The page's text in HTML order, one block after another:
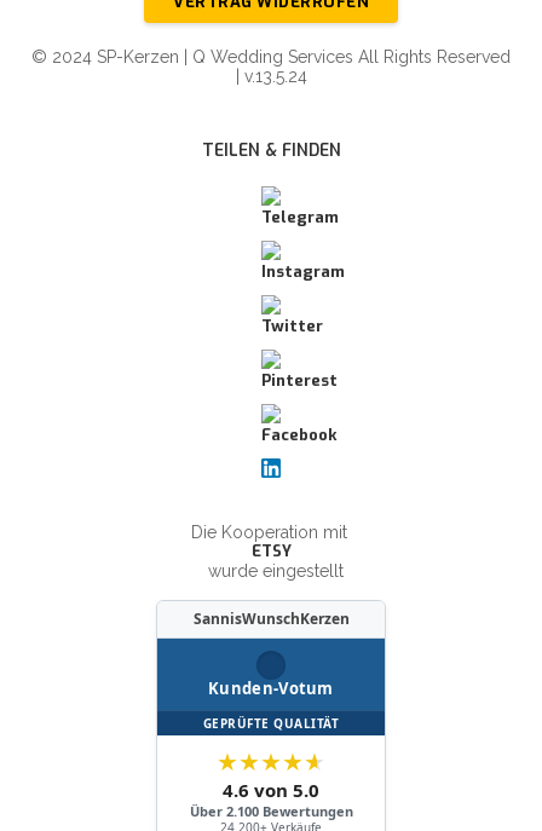
© 2024 SP-Kerzen | Q Wedding Services All Rights Reserved
| v.13.5.24
TEILEN & FINDEN
Die Kooperation mit
ETSY
wurde eingestellt
SannisWunschKerzen
Kunden-Votum
GEPRÜFTE QUALITÄT
★★★★★
4.6 von 5.0
Über 2.100 Bewertungen
24.200+ Verkäufe